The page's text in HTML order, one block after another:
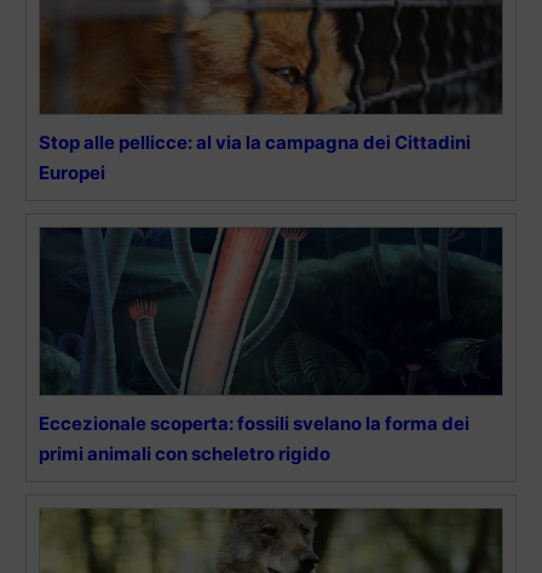
Stop alle pellicce: al via la campagna dei Cittadini
Europei
Eccezionale scoperta: fossili svelano la forma dei
primi animali con scheletro rigido